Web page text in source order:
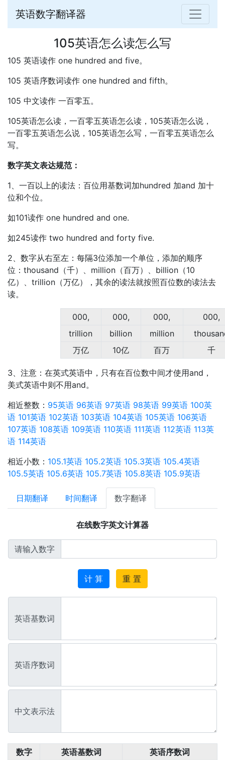
英语数字翻译器
105英语怎么读怎么写
105 英语读作 one hundred and five。
105 英语序数词读作 one hundred and fifth。
105 中文读作 一百零五。
105英语怎么读，一百零五英语怎么读，105英语怎么说，
一百零五英语怎么说，105英语怎么写，一百零五英语怎么
写。
数字英文表达规范：
1、一百以上的读法：百位用基数词加hundred 加and 加十
位和个位。
如101读作 one hundred and one.
如245读作 two hundred and forty five.
2、数字从右至左：每隔3位添加一个单位，添加的顺序
位：thousand（千）、million（百万）、billion（10
亿）、trillion（万亿），其余的读法就按照百位数的读法去
读。
000, 000, 000,
000,
trillion
billion million
万亿
10亿 百万 千
3、注意：在英式英语中，只有在百位数中间才使用and，
美式英语中则不用and。
相近整数： 95英语 96英语 97英语 98英语 99英语 100英
语 101英语 102英语 103英语 104英语 105英语 106英语
107英语 108英语 109英语 110英语 111英语 112英语 113英
语 114英语
相近小数： 105.1英语 105.2英语 105.3英语 105.4英语
105.5英语 105.6英语 105.7英语 105.8英语 105.9英语
日期翻译 时间翻译 数字翻译
在线数字英文计算器
请输入数字
计 算 重 置
英语基数词
英语序数词
中文表示法
数字 英语基数词
英语序数词